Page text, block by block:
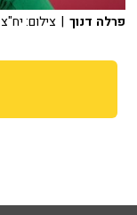
פרלה דנוך | צילום: יח"צ